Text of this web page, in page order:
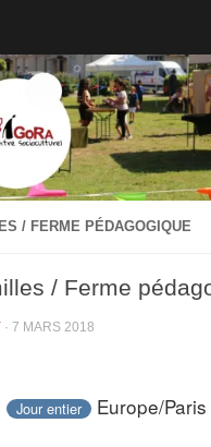
/ FERME PÉDAGOGIQUE
/ Ferme
· 7 MARS 2018
Jour entier
Europe/